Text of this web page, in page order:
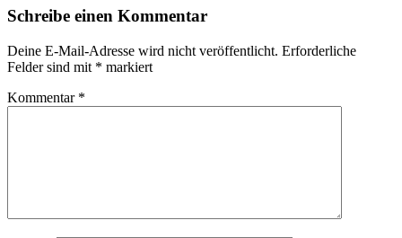
Schreibe einen Kommentar
Deine E-Mail-Adresse wird nicht veröffentlicht. Erforderliche
Felder sind mit * markiert
Kommentar *